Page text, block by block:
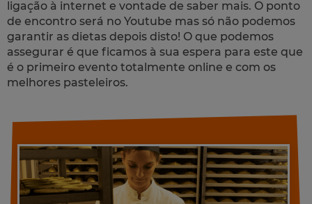
ligação à internet e vontade de saber mais. O ponto
de encontro será no Youtube mas só não podemos
garantir as dietas depois disto! O que podemos
assegurar é que ficamos à sua espera para este que
é o primeiro evento totalmente online e com os
melhores pasteleiros.